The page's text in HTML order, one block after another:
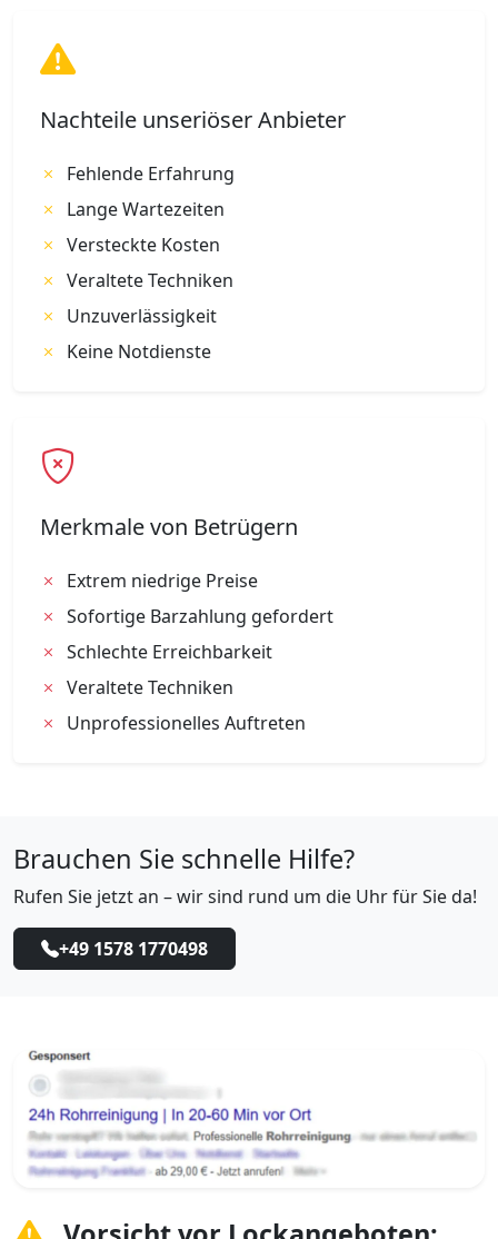
Nachteile unseriöser Anbieter
Fehlende Erfahrung
Lange Wartezeiten
Versteckte Kosten
Veraltete Techniken
Unzuverlässigkeit
Keine Notdienste
Merkmale von Betrügern
Extrem niedrige Preise
Sofortige Barzahlung gefordert
Schlechte Erreichbarkeit
Veraltete Techniken
Unprofessionelles Auftreten
Brauchen Sie schnelle Hilfe?
Rufen Sie jetzt an – wir sind rund um die Uhr für Sie da!
+49 1578 1770498